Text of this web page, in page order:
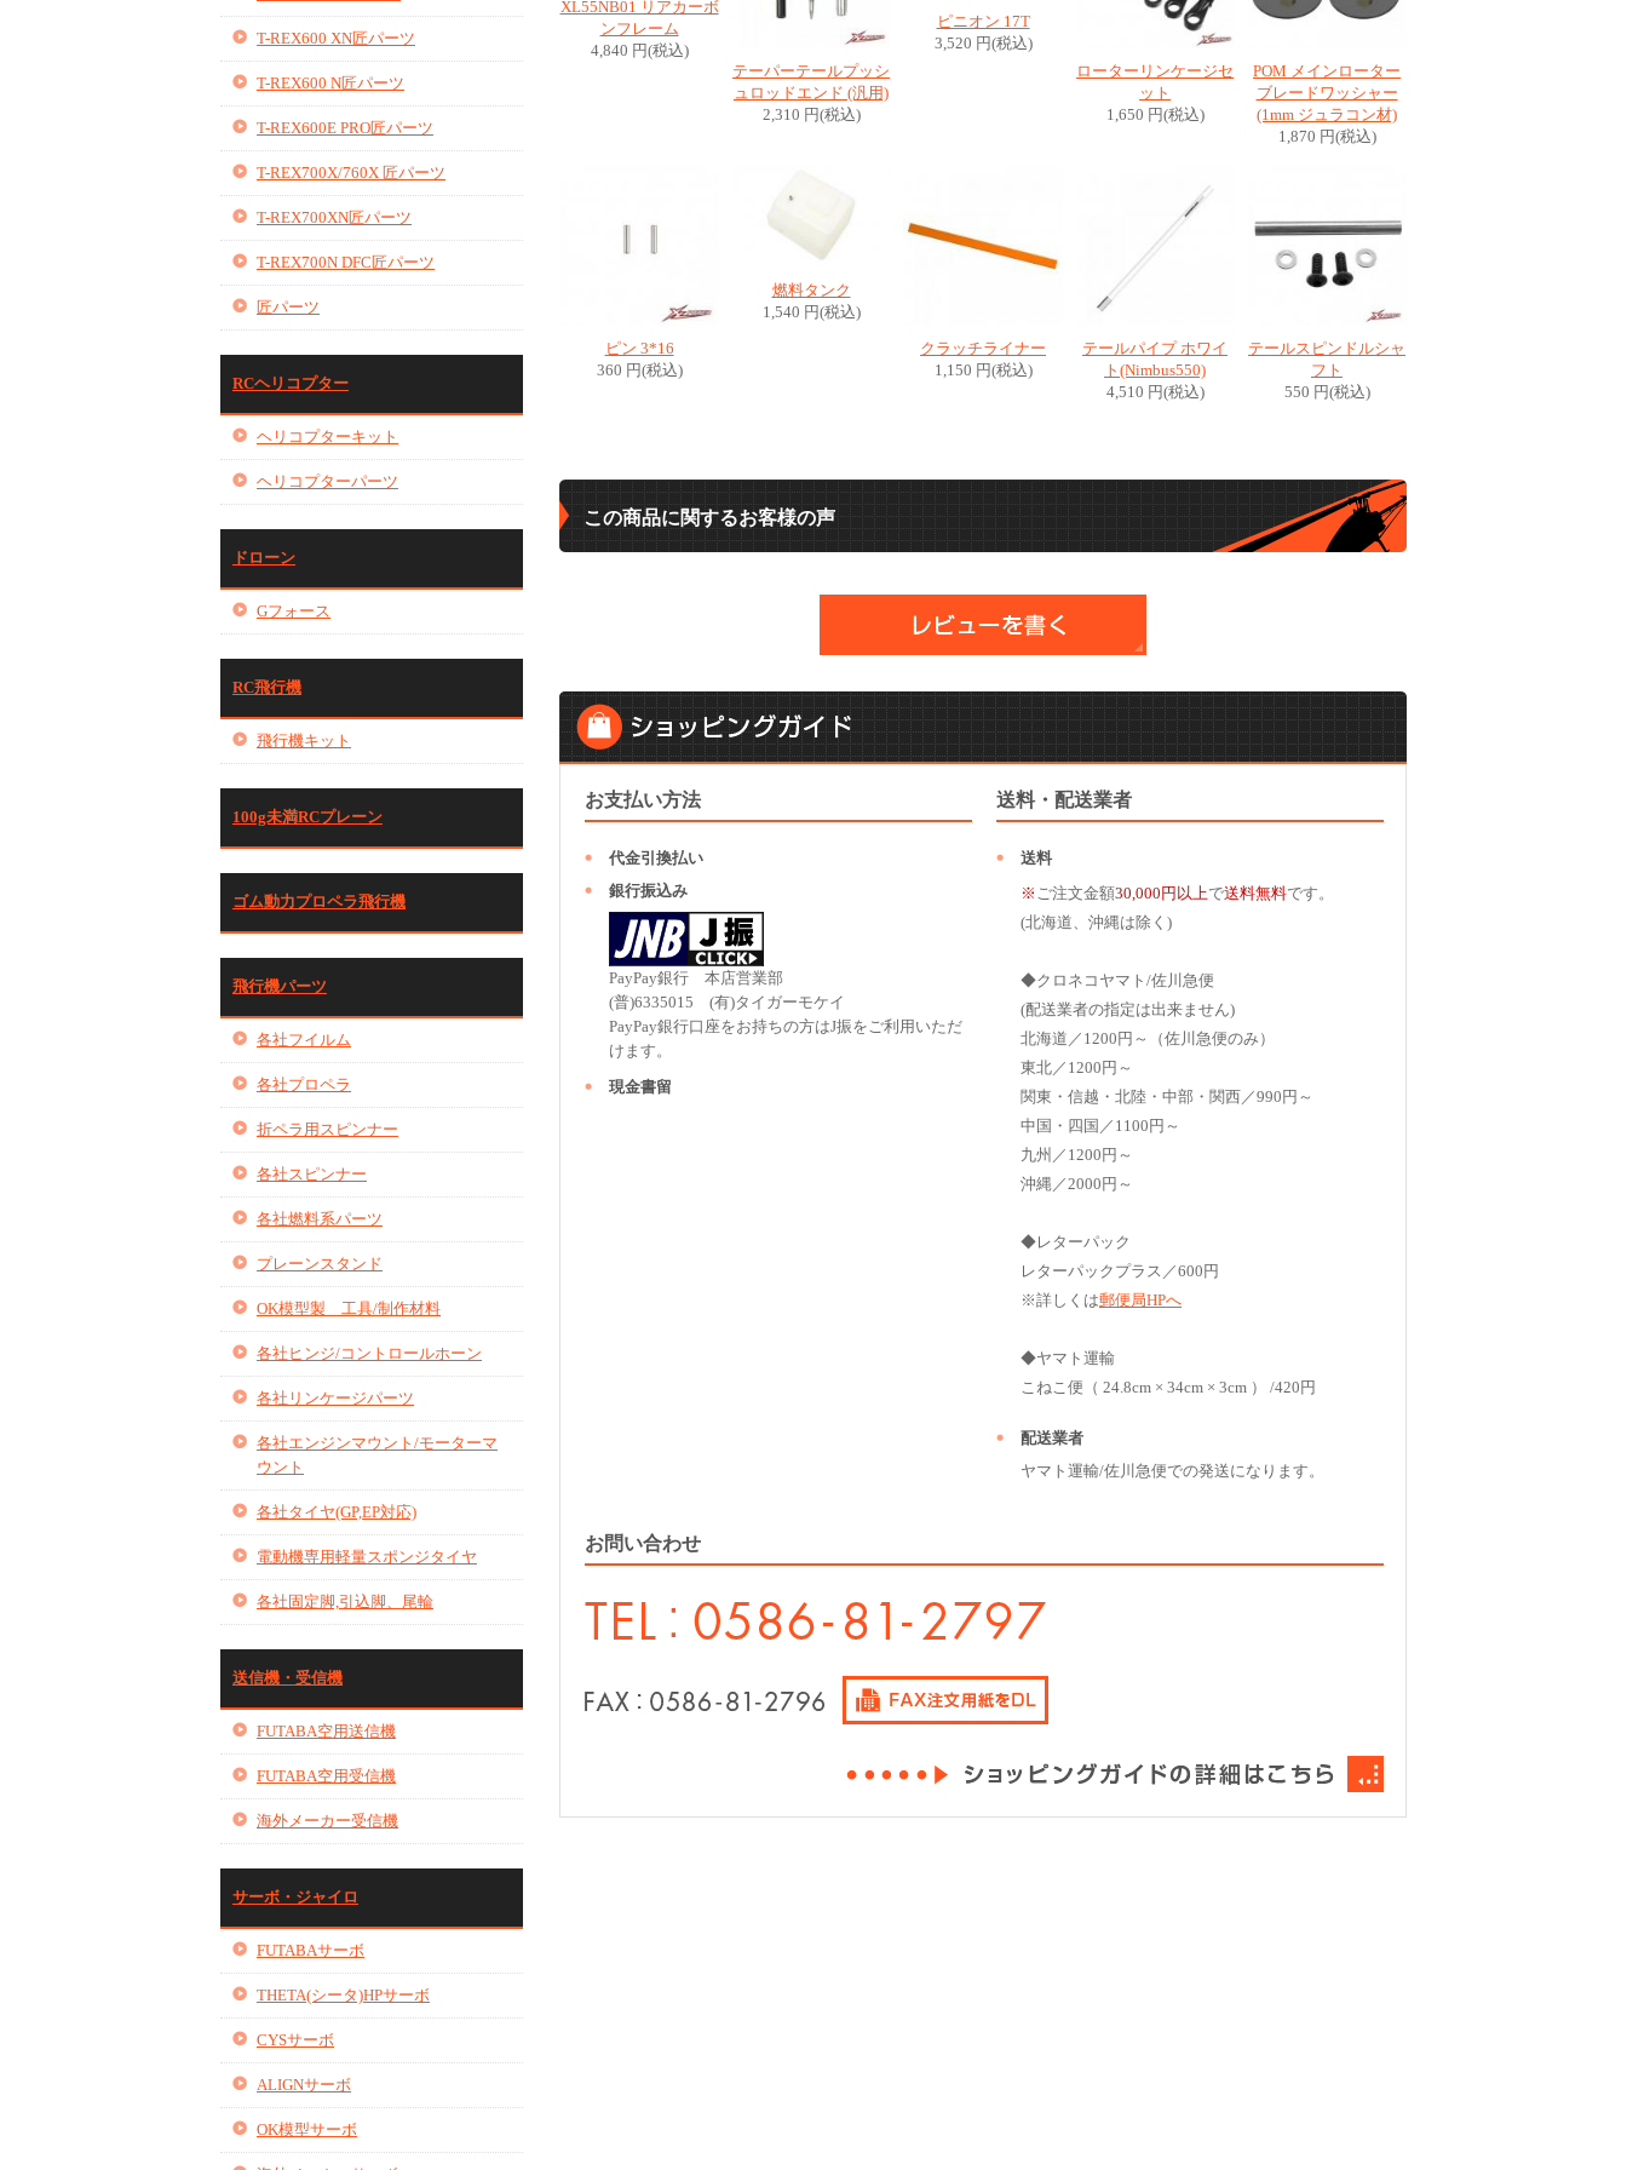
T-REX600 XN匠パーツ
T-REX600 N匠パーツ
T-REX600E PRO匠パーツ
T-REX700X/760X 匠パーツ
T-REX700XN匠パーツ
T-REX700N DFC匠パーツ
匠パーツ
RCヘリコプター
ヘリコプターキット
ヘリコプターパーツ
ドローン
Gフォース
RC飛行機
飛行機キット
100g未満RCプレーン
ゴム動力プロペラ飛行機
飛行機パーツ
各社フイルム
各社プロペラ
折ペラ用スピンナー
各社スピンナー
各社燃料系パーツ
プレーンスタンド
OK模型製 工具/制作材料
各社ヒンジ/コントロールホーン
各社リンケージパーツ
各社エンジンマウント/モーターマ
ウント
各社タイヤ(GP,EP対応)
電動機専用軽量スポンジタイヤ
各社固定脚,引込脚、尾輪
送信機・受信機
FUTABA空用送信機
FUTABA空用受信機
海外メーカー受信機
サーボ・ジャイロ
FUTABAサーボ
THETA(シータ)HPサーボ
CYSサーボ
ALIGNサーボ
OK模型サーボ
XL55NB01 リアカーボ
ンフレーム
4,840 円(税込)
テーパーテールプッシ
ュロッドエンド (汎用)
2,310 円(税込)
ピニオン 17T
3,520 円(税込)
ローターリンケージセ
ット
1,650 円(税込)
POM メインローター
ブレードワッシャー
(1mm ジュラコン材)
1,870 円(税込)
ピン 3*16
360 円(税込)
燃料タンク
1,540 円(税込)
クラッチライナー
1,150 円(税込)
テールパイプ ホワイ
ト(Nimbus550)
4,510 円(税込)
テールスピンドルシャ
フト
550 円(税込)
この商品に関するお客様の声
お支払い方法
代金引換払い
銀行振込み
PayPay銀行 本店営業部
(普)6335015 (有)タイガーモケイ
PayPay銀行口座をお持ちの方はJ振をご利用いただ
けます。
現金書留
送料・配送業者
送料
※ ご注文金額30,000円以上で送料無料です。
(北海道、沖縄は除く)
◆クロネコヤマト/佐川急便
(配送業者の指定は出来ません)
北海道／1200円～（佐川急便のみ）
東北／1200円～
関東・信越・北陸・中部・関西／990円～
中国・四国／1100円～
九州／1200円～
沖縄／2000円～
◆レターパック
レターパックプラス／600円
※詳しくは郵便局HPへ
◆ヤマト運輸
こねこ便（ 24.8cm × 34cm × 3cm ） /420円
配送業者
ヤマト運輸/佐川急便での発送になります。
お問い合わせ